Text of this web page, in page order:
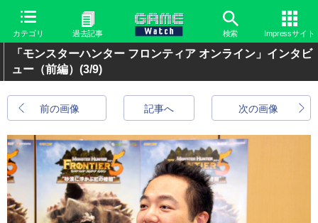
カテゴリ 過去記事 検索 Impressサイト
「モンスターハンター フロンティア オンライン」インタビ
ュー（前編） (3/9)
前の画像 次の画像
記事へ